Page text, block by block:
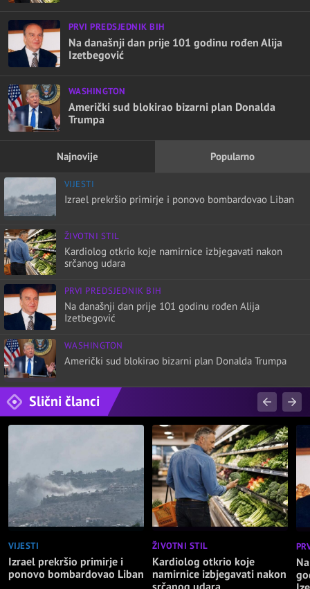
PRVI PREDSJEDNIK BIH
Na današnji dan prije 101 godinu rođen Alija
Izetbegović
WASHINGTON
Američki sud blokirao bizarni plan Donalda
Trumpa
Najnovije Popularno
VIJESTI
Izrael prekršio primirje i ponovo bombardovao Liban
ŽIVOTNI STIL
Kardiolog otkrio koje namirnice izbjegavati nakon
srčanog udara
PRVI PREDSJEDNIK BIH
Na današnji dan prije 101 godinu rođen Alija
Izetbegović
WASHINGTON
Američki sud blokirao bizarni plan Donalda Trumpa
Slični članci
VIJESTI
Izrael prekršio primirje i
ponovo bombardovao Liban
ŽIVOTNI STIL
Kardiolog otkrio koje
namirnice izbjegavati nakon